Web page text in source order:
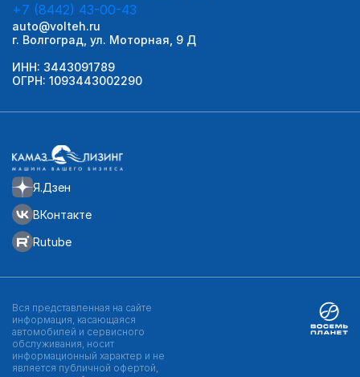
Я.Дзен
ВКонтакте
Rutube
+7 (8442) 43-00-43
auto@volteh.ru
г. Волгоград, ул. Моторная, 9 Д
ИНН: 3443091789
ОГРН: 1093443002290
Вся представленная на сайте
информация, касающаяся
автомобилей и сервисного
обслуживания, носит
информационный характер и не
является публичной офертой,